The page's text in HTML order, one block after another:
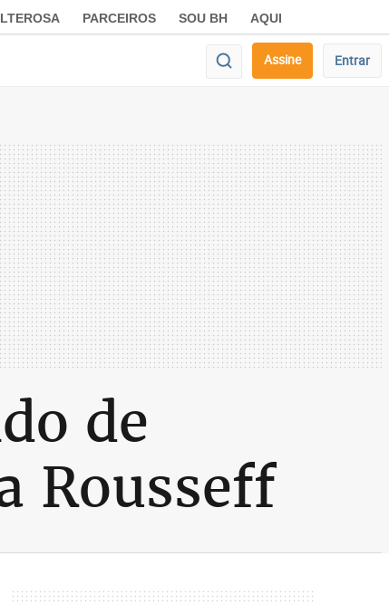
PARCEIROS SOU BH AQUI
Assine Entrar
de
Rousseff